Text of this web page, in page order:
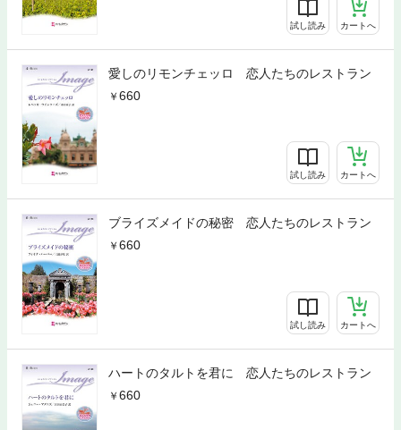
試し読み カートへ
愛しのリモンチェッロ 恋人たちのレストラン
660
試し読み カートへ
ブライズメイドの秘密 恋人たちのレストラン
660
試し読み カートへ
ハートのタルトを君に 恋人たちのレストラン
660